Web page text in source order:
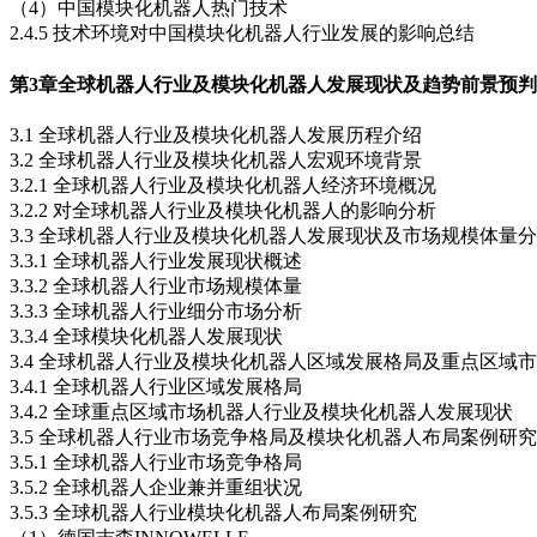
（4）中国模块化机器人热门技术
2.4.5 技术环境对中国模块化机器人行业发展的影响总结
第3章全球机器人行业及模块化机器人发展现状及趋势前景预判
3.1 全球机器人行业及模块化机器人发展历程介绍
3.2 全球机器人行业及模块化机器人宏观环境背景
3.2.1 全球机器人行业及模块化机器人经济环境概况
3.2.2 对全球机器人行业及模块化机器人的影响分析
3.3 全球机器人行业及模块化机器人发展现状及市场规模体量
3.3.1 全球机器人行业发展现状概述
3.3.2 全球机器人行业市场规模体量
3.3.3 全球机器人行业细分市场分析
3.3.4 全球模块化机器人发展现状
3.4 全球机器人行业及模块化机器人区域发展格局及重点区域
3.4.1 全球机器人行业区域发展格局
3.4.2 全球重点区域市场机器人行业及模块化机器人发展现状
3.5 全球机器人行业市场竞争格局及模块化机器人布局案例研究
3.5.1 全球机器人行业市场竞争格局
3.5.2 全球机器人企业兼并重组状况
3.5.3 全球机器人行业模块化机器人布局案例研究